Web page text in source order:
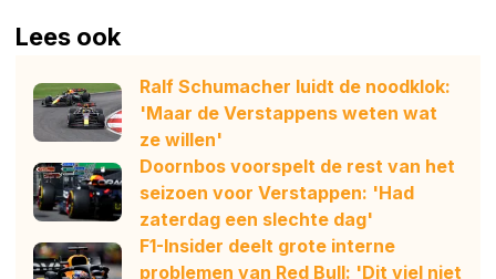
Lees ook
Ralf Schumacher luidt de noodklok:
'Maar de Verstappens weten wat
ze willen'
Doornbos voorspelt de rest van het
seizoen voor Verstappen: 'Had
zaterdag een slechte dag'
F1-Insider deelt grote interne
problemen van Red Bull: 'Dit viel niet